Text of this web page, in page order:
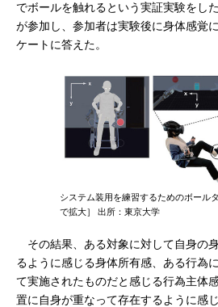
でボールを触れるという実証実験をし
が参加し、参加者は実験後に身体感覚
ケートに答えた。
システム装用を練習するためのボール
で拡大］ 出所：東京大学
その結果、ある対象に対して自身の
るように感じる身体所有感、ある行為
て実施されたものだと感じる行為主体
置に自身が重なって存在するように感